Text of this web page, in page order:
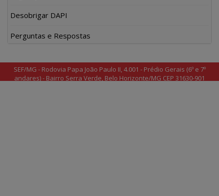
Desobrigar DAPI
Perguntas e Respostas
SEF/MG - Rodovia Papa João Paulo II, 4.001 - Prédio Gerais (6º e 7º
andares) - Bairro Serra Verde, Belo Horizonte/MG CEP 31630-901